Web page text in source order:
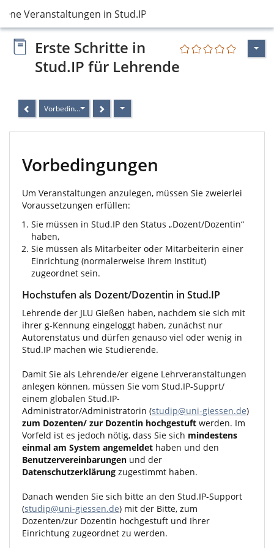
Veranstaltungen in Stud.IP nutzen
Erste Schritte in
Stud.IP für Lehrende
Vorbedingungen
Vorbedingungen
Um Veranstaltungen anzulegen, müssen Sie zweierlei
Voraussetzungen erfüllen:
Sie müssen in Stud.IP den Status „Dozent/Dozentin“
haben,
Sie müssen als Mitarbeiter oder Mitarbeiterin einer
Einrichtung (normalerweise Ihrem Institut)
zugeordnet sein.
Hochstufen als Dozent/Dozentin in Stud.IP
Lehrende der JLU Gießen haben, nachdem sie sich mit
ihrer g-Kennung eingeloggt haben, zunächst nur
Autorenstatus und dürfen genauso viel oder wenig in
Stud.IP machen wie Studierende.
Damit Sie als Lehrende/er eigene Lehrveranstaltungen
anlegen können, müssen Sie vom Stud.IP-Supprt/
einem globalen Stud.IP-
Administrator/Administratorin (studip@uni-giessen.de)
zum Dozenten/ zur Dozentin hochgestuft werden. Im
Vorfeld ist es jedoch nötig, dass Sie sich mindestens
einmal am System angemeldet haben und den
Benutzervereinbarungen und der
Datenschutzerklärung zugestimmt haben.
Danach wenden Sie sich bitte an den Stud.IP-Support
(studip@uni-giessen.de) mit der Bitte, zum
Dozenten/zur Dozentin hochgestuft und Ihrer
Einrichtung zugeordnet zu werden.